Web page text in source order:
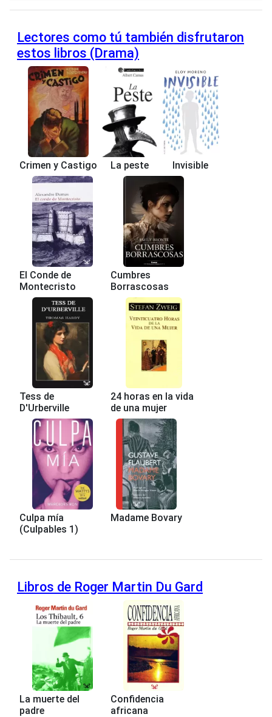
Lectores como tú también disfrutaron
estos libros (Drama)
Crimen y Castigo La peste Invisible
El Conde de
Montecristo
Cumbres
Borrascosas
Tess de
D'Urberville
24 horas en la vida
de una mujer
Culpa mía
(Culpables 1)
Madame Bovary
Libros de Roger Martin Du Gard
La muerte del
padre
Confidencia
africana